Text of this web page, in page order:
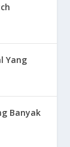
Yang
Banyak